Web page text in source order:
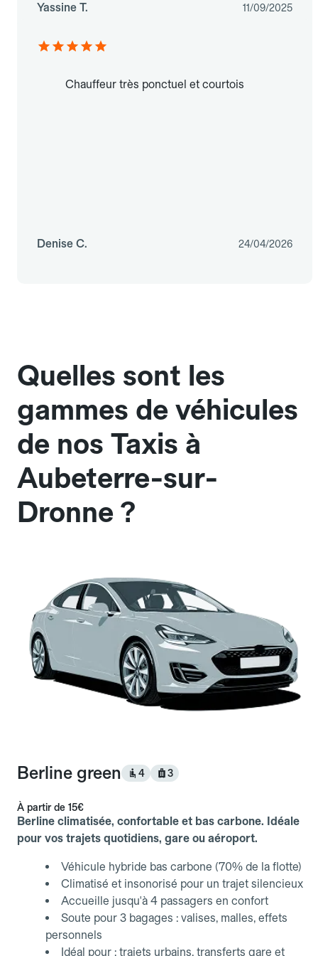
Yassine T. 11/09/2025
Chauffeur très ponctuel et courtois
Denise C. 24/04/2026
Quelles sont les
gammes de véhicules
de nos Taxis à
Aubeterre-sur-
Dronne ?
Berline green 4 3
À partir de 15€
Berline climatisée, confortable et bas carbone. Idéale
pour vos trajets quotidiens, gare ou aéroport.
Véhicule hybride bas carbone (70% de la flotte)
Climatisé et insonorisé pour un trajet silencieux
Accueille jusqu'à 4 passagers en confort
Soute pour 3 bagages : valises, malles, effets
personnels
Idéal pour : trajets urbains, transferts gare et